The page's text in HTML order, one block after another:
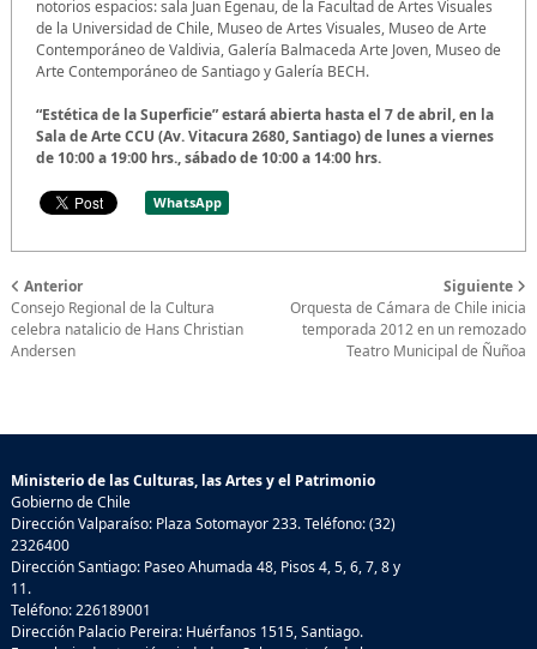
notorios espacios: sala Juan Egenau, de la Facultad de Artes Visuales
de la Universidad de Chile, Museo de Artes Visuales, Museo de Arte
Contemporáneo de Valdivia, Galería Balmaceda Arte Joven, Museo de
Arte Contemporáneo de Santiago y Galería BECH.
“Estética de la Superficie” estará abierta hasta el 7 de abril, en la
Sala de Arte CCU (Av. Vitacura 2680, Santiago) de lunes a viernes
de 10:00 a 19:00 hrs., sábado de 10:00 a 14:00 hrs.
WhatsApp
Anterior
Consejo Regional de la Cultura
celebra natalicio de Hans Christian
Andersen
Siguiente
Orquesta de Cámara de Chile inicia
temporada 2012 en un remozado
Teatro Municipal de Ñuñoa
Ministerio de las Culturas, las Artes y el Patrimonio
Gobierno de Chile
Dirección Valparaíso: Plaza Sotomayor 233. Teléfono: (32)
2326400
Dirección Santiago: Paseo Ahumada 48, Pisos 4, 5, 6, 7, 8 y
11.
Teléfono: 226189001
Dirección Palacio Pereira: Huérfanos 1515, Santiago.